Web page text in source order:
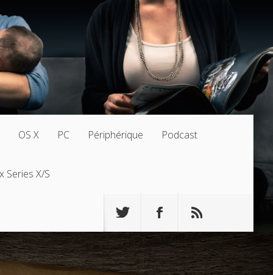
OS X PC Périphérique Podcast
Series X/S